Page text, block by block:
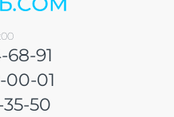
91
00-01
50